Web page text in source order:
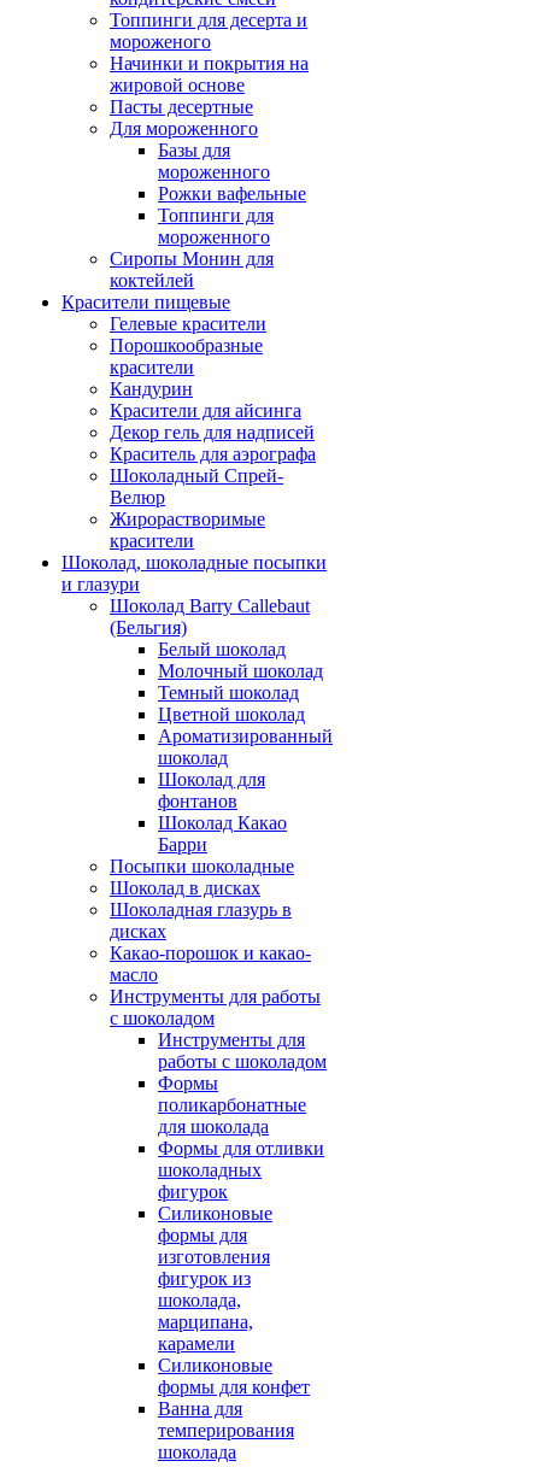
Топпинги для десерта и
мороженого
Начинки и покрытия на
жировой основе
Пасты десертные
Для мороженного
Базы для
мороженного
Рожки вафельные
Топпинги для
мороженного
Сиропы Монин для
коктейлей
Красители пищевые
Гелевые красители
Порошкообразные
красители
Кандурин
Красители для айсинга
Декор гель для надписей
Краситель для аэрографа
Шоколадный Спрей-
Велюр
Жирорастворимые
красители
Шоколад, шоколадные посыпки
и глазури
Шоколад Barry Callebaut
(Бельгия)
Белый шоколад
Молочный шоколад
Темный шоколад
Цветной шоколад
Ароматизированный
шоколад
Шоколад для
фонтанов
Шоколад Какао
Барри
Посыпки шоколадные
Шоколад в дисках
Шоколадная глазурь в
дисках
Какао-порошок и какао-
масло
Инструменты для работы
с шоколадом
Инструменты для
работы с шоколадом
Формы
поликарбонатные
для шоколада
Формы для отливки
шоколадных
фигурок
Силиконовые
формы для
изготовления
фигурок из
шоколада,
марципана,
карамели
Силиконовые
формы для конфет
Ванна для
темперирования
шоколада